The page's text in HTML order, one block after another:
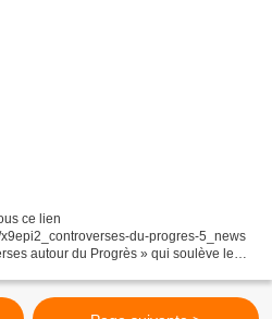
ce lien
du-progres-5_news
autour du Progrès » qui soulève le